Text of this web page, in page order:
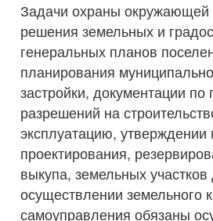
Задачи охраны окружающей
решения земельных и
генеральных планов
планирования
застройки, документации
разрешений на
эксплуатацию, утверждении
проектирования,
выкупа, земельных
осуществлении земельного
самоуправления обязаны